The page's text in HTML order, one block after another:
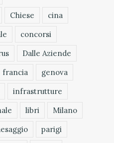
Chiese
cina
concorsi
Dalle Aziende
francia
genova
infrastrutture
libri
Milano
parigi